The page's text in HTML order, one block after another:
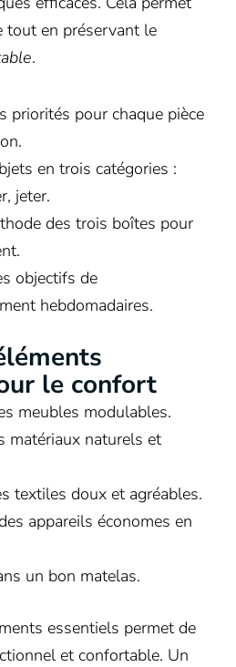
tout en préservant le
.
priorités pour chaque pièce
en trois catégories :
jeter.
des trois boîtes pour
objectifs de
hebdomadaires.
le confort
meubles modulables.
matériaux naturels et
textiles doux et agréables.
appareils économes en
un bon matelas.
essentiels permet de
et confortable. Un